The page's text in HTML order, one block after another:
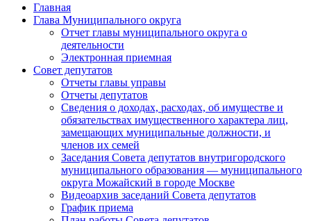
Главная
Глава Муниципального округа
Отчет главы муниципального округа о
деятельности
Электронная приемная
Совет депутатов
Отчеты главы управы
Отчеты депутатов
Сведения о доходах, расходах, об имуществе и
обязательствах имущественного характера лиц,
замещающих муниципальные должности, и
членов их семей
Заседания Совета депутатов внутригородского
муниципального образования — муниципального
округа Можайский в городе Москве
Видеоархив заседаний Совета депутатов
График приема